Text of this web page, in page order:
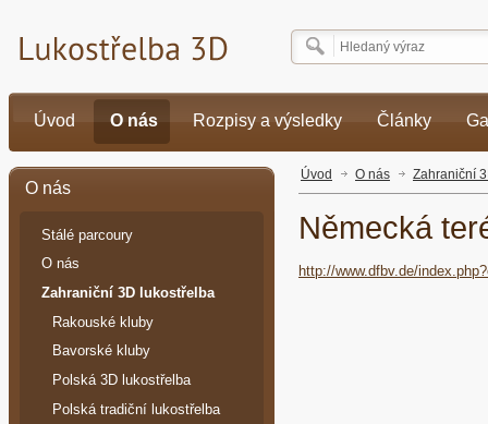
Úvod O nás Rozpisy a výsledky Články
Úvod O nás Zahraniční
Německá
http://www.dfbv.de/
O nás
Stálé parcoury
O nás
Zahraniční 3D lukostřelba
Rakouské kluby
Bavorské kluby
Polská 3D lukostřelba
Polská tradiční lukostřelba